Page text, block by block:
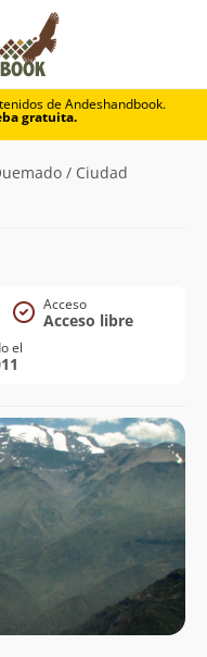
de Andeshandbook.
gratuita.
(2.326m)
/ Ciudad
Acceso
Acceso libre
el